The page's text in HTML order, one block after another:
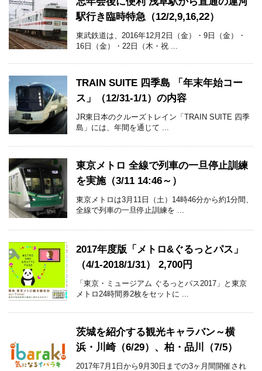
駅行き臨時特急（12/2,9,16,22）
東武鉄道は、2016年12月2日（金）・9日（金）・
16日（金）・22日（木・祝 ...
TRAIN SUITE 四季島 「年末年始コー
ス」（12/31-1/1）の内容
JR東日本のクルーズトレイン「TRAIN SUITE 四季
島」には、年間を通じて ...
東京メトロ 全線で列車の一旦停止訓練
を実施（3/11 14:46～）
東京メトロは3月11日（土）14時46分から約1分間、
全線で列車の一旦停止訓練を ...
2017年度版「メトロ&ぐるっとパス」
（4/1-2018/1/31） 2,700円
「東京・ミュージアム ぐるっとパス2017」と東京
メトロ24時間券2枚をセットに ...
茨城を紹介する観光キャラバン～横
浜・川崎（6/29）、柏・品川（7/5）
2017年7月1日から9月30日までの3ヶ月間開催され